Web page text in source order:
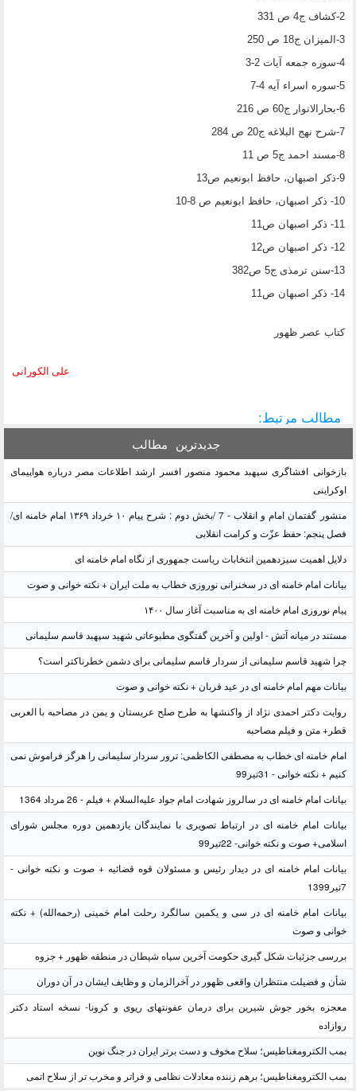
2-کشاف ج4 ص 331
3-المیزان ج18 ص 250
4-سوره جمعه آیات 2-3
5-سوره اسراء آیه 4-7
6-بحارالانوار ج60 ص 216
7-شرح نهج البلاغه ج20 ص 284
8-مسند احمد ج5 ص 11
9-ذکر اصبهان، حافظ ابونعیم ص13
10- ذکر اصبهان، حافظ ابونعیم ص 8-10
11- ذکر اصبهان ص11
12- ذکر اصبهان ص12
13-سنن ترمذی ج5 ص382
14- ذکر اصبهان ص11
کتاب عصر ظهور
علی الکورانی
مطالب مرتبط:
جدیدترین مطالب
بازخوانی افشاگری سپهبد محمود منصور افسر ارشد اطلاعات مصر درباره هواپیمای
اوکراینی
منشور گفتمان امام و انقلاب - 7 /بخش دوم : شرح پیام ۱۰ خرداد ۱۳۶۹ امام خامنه ای/
فصل پنجم: حفظ عزّت و کرامت انقلابی
دلایل اهمیت سیزدهمین انتخابات ریاست جمهوری از نگاه امام خامنه ای
بیانات امام خامنه ای در سخنرانی نوروزی خطاب به ملت ایران + نکته خوانی و صوت
پیام نوروزی امام خامنه ای به مناسبت آغاز سال ۱۴۰۰
مستند در میانه آتش - اولین و آخرین گفتگوی مطبوعاتی شهید سپهبد قاسم سلیمانی
چرا شهید قاسم سلیمانی از سردار قاسم سلیمانی برای دشمن خطرناکتر است؟
بیانات مهم امام خامنه ای در عید قربان + نکته خوانی و صوت
روایت دکتر احمدی نژاد از واکنشها به طرح صلح عربستان و یمن در مصاحبه با العربی
قطر+ متن و فیلم مصاحبه
امام خامنه ای خطاب به مصطفی الکاظمی: ترور سردار سلیمانی را هرگز فراموش نمی
کنیم + نکته خوانی - 31تیر99
بیانات امام خامنه ای در سالروز شهادت امام جواد علیه‌السلام + فیلم - 26 مرداد 1364
بیانات امام خامنه ای در ارتباط تصویری با نمایندگان یازدهمین دوره مجلس شورای
اسلامی+ صوت و نکته خوانی- 22تیر99
بیانات امام خامنه ای در دیدار رئیس و مسئولان قوه قضائیه + صوت و نکته خوانی -
7تیر1399
بیانات امام خامنه ای در سی و یکمین سالگرد رحلت امام خمینی (رحمه‌الله) + نکته
خوانی و صوت
بررسی جزئیات شکل گیری حکومت آخرین سپاه شیطان در منطقه ظهور + جزوه
شأن و فضیلت منتظران واقعی ظهور در آخرالزمان و وظایف ایشان در آن دوران
معجزه بخور جوش شیرین برای درمان عفونتهای ریوی و کرونا- نسخه استاد دکتر
روازاده
بمب الکترومغناطیس؛ سلاح مخوف و دست برتر ایران در جنگ نوین
بمب الکترومغناطیس؛ برهم زننده معادلات نظامی و فراتر و مخرب تر از سلاح اتمی